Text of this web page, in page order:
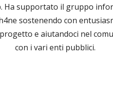
Ha supportato il gruppo
sostenendo con
e aiutandoci nel
con i vari enti pubblici.